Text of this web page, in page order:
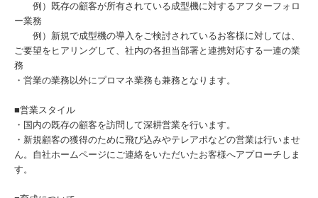
例）既存の顧客が所有されている成型機に対するアフターフォロ
ー業務
例）新規で成型機の導入をご検討されているお客様に対しては、
ご要望をヒアリングして、社内の各担当部署と連携対応する一連の業
務
・営業の業務以外にプロマネ業務も兼務となります。
■営業スタイル
・国内の既存の顧客を訪問して深耕営業を行います。
・新規顧客の獲得のために飛び込みやテレアポなどの営業は行いませ
ん。自社ホームページにご連絡をいただいたお客様へアプローチしま
す。